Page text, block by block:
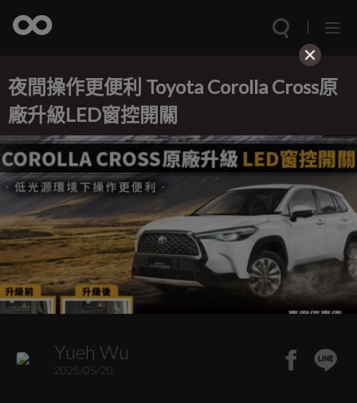
夜間操作更便利 Toyota Corolla Cross原
廠升級LED窗控開關
Yueh Wu
2025/05/20